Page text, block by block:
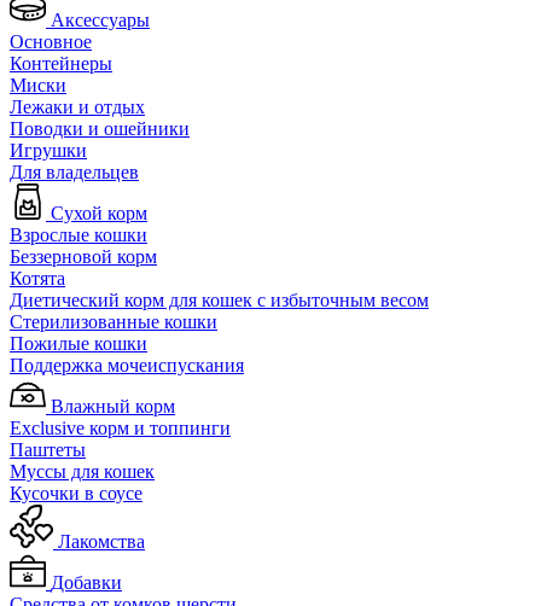
Аксессуары
Основное
Контейнеры
Миски
Лежаки и отдых
Поводки и ошейники
Игрушки
Для владельцев
Сухой корм
Взрослые кошки
Беззерновой корм
Котята
Диетический корм для кошек с избыточным весом
Стерилизованные кошки
Пожилые кошки
Поддержка мочеиспускания
Влажный корм
Exclusive корм и топпинги
Паштеты
Муссы для кошек
Кусочки в соусе
Лакомства
Добавки